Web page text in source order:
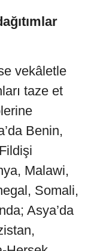
vekâletle
taze et
Benin,
Malawi,
Somali,
Asya’da